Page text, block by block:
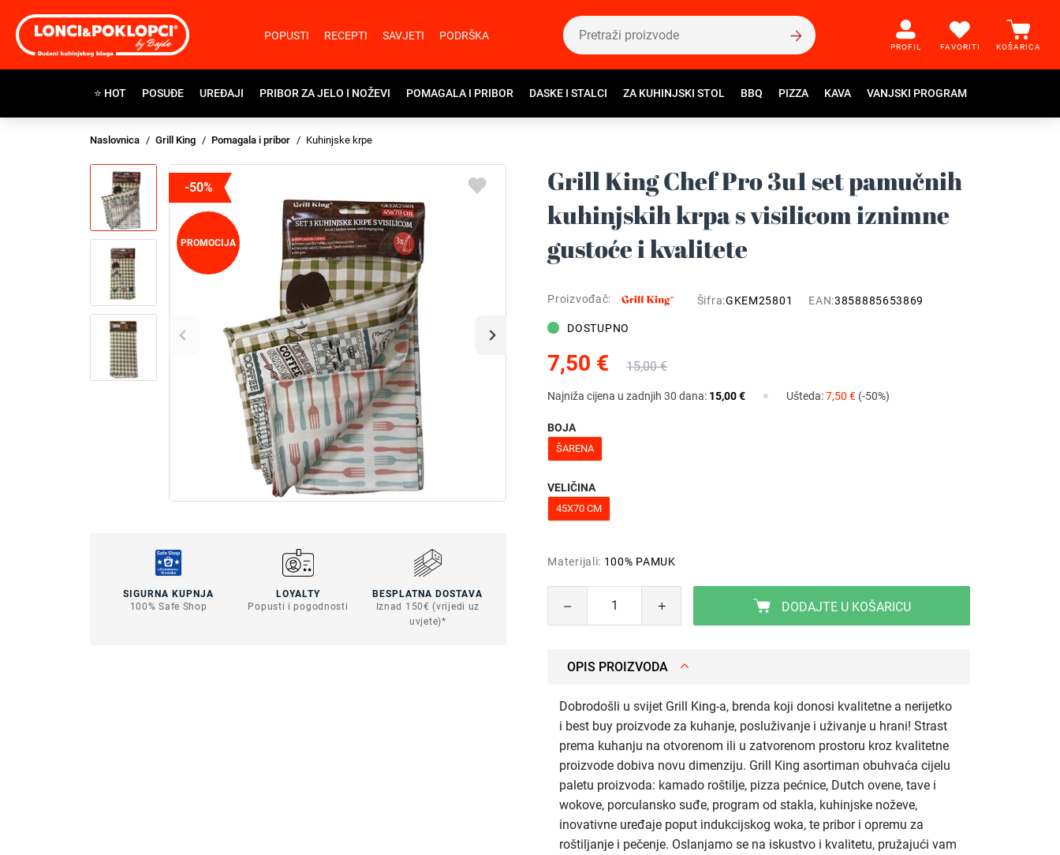
POPUSTI RECEPTI SAVJETI PODRŠKA
PROFIL FAVORITI KOŠARICA
⭐ HOT POSUĐE UREĐAJI PRIBOR ZA JELO I NOŽEVI POMAGALA I PRIBOR DASKE I STALCI ZA KUHINJSKI STOL BBQ PIZZA KAVA VANJSKI PROGRAM
Naslovnica Grill King Pomagala i pribor Kuhinjske krpe
-50%
PROMOCIJA
SIGURNA KUPNJA
100% Safe Shop
LOYALTY
Popusti i pogodnosti
BESPLATNA DOSTAVA
Iznad 150€ (vrijedi uz
uvjete)*
Grill King Chef Pro 3u1 set pamučnih
kuhinjskih krpa s visilicom iznimne
gustoće i kvalitete
Proizvođač: Šifra:GKEM25801 EAN:3858885653869
DOSTUPNO
7,50 € 15,00 €
Najniža cijena u zadnjih 30 dana: 15,00 € Ušteda:7,50 € (-50%)
BOJA
ŠARENA
VELIČINA
45X70 CM
Materijali: 100% PAMUK
DODAJTE U KOŠARICU
OPIS PROIZVODA
Dobrodošli u svijet Grill King-a, brenda koji donosi kvalitetne a nerijetko
i best buy proizvode za kuhanje, posluživanje i uživanje u hrani! Strast
prema kuhanju na otvorenom ili u zatvorenom prostoru kroz kvalitetne
proizvode dobiva novu dimenziju. Grill King asortiman obuhvaća cijelu
paletu proizvoda: kamado roštilje, pizza pećnice, Dutch ovene, tave i
wokove, porculansko suđe, program od stakla, kuhinjske noževe,
inovativne uređaje poput indukcijskog woka, te pribor i opremu za
roštiljanje i pečenje. Oslanjamo se na iskustvo i kvalitetu, pružajući vam